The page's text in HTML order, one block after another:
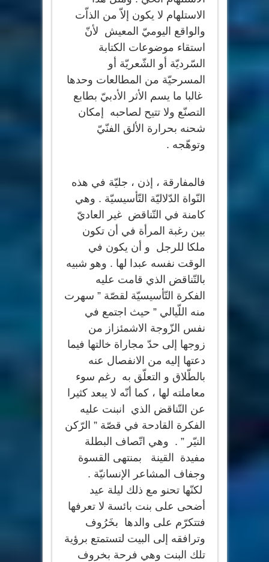
الاستلهام لا يكون إلاّ من الذاّت
والواقع اليوميّ المعيش لأنّ
استقاء موضوعات الكتابة
السّرديّة أو الشّعريّة أو
المسرحيّة من المطالعات وحدها
غالبا ما يسم الأثر الأدبيّ بطابع
التصنّع ولا تتيح لصاحبه إمكان
شحنه بحرارة الألق الفنّيّ
وتوهّجه .
فالمفارقة ، إذن ، جليّة في هذه
النّواة الدّلاليّة التّأسيسيّة . وهي
كامنة في التّناقض غير العاديّ
بين رغبة المرأة في أن تكون
ملكا للرجل و أن يكون في
الوقت نفسه عبدا لها . وهو شبيه
بالتّناقض الذي قامت عليه
الفكرة التّأسيسيّة لقصّة ” سهرت
منه اللّيالي ” حيث اجتمع في
نفس الزّوجة الاشمئزاز من
زوجها إلى حدّ مجاراة خالتها فيما
دعتها إليه من الانفصال عنه
بالطّلاق و التعلّق به رغم سوء
معاملته لها ، كما أنّه لا يبعد كثيرا
عن التّناقض الذي انبنت عليه
الفكرة القادحة في قصّة ” الرّكن
النيّر ” . وهي اتّصاف البطلة
مفيدة القينة بمنتهى القسوة
وجفاف المشاعر الإنسانيّة .
لكنّها تحنو مع ذلك ليلة عيد
أضحى على بنت بائسة لا تعرفها
فتتكرّم على والدها بخَرُوف
وترافقه إلى البيت لتستمتع برؤية
تلك البنت وهي فرحة بخروف